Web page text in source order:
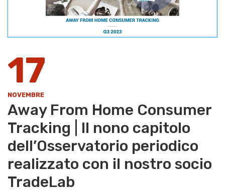
17
NOVEMBRE
Away From Home Consumer
Tracking | Il nono capitolo
dell’Osservatorio periodico
realizzato con il nostro socio
TradeLab